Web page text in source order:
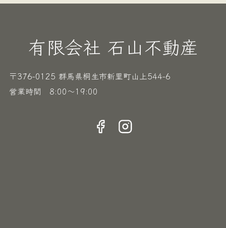
有限会社 石山不動産
〒376-0125 群馬県桐生市新里町山上544-6
営業時間 8:00〜19:00